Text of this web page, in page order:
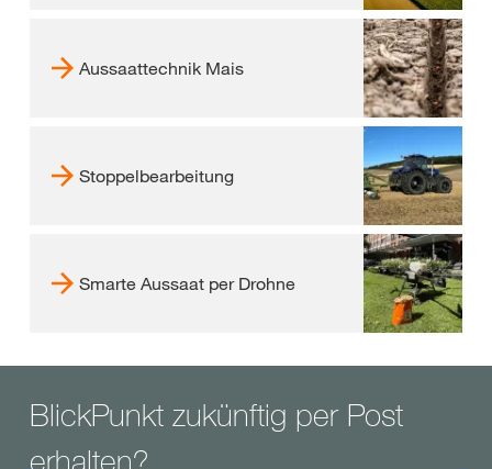
Aussaattechnik Mais
Stoppelbearbeitung
Smarte Aussaat per Drohne
BlickPunkt zukünftig per Post
erhalten?